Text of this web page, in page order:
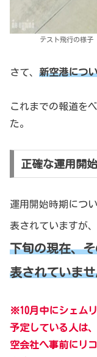
テスト飛行の様子
さて、 新空港につ
これまでの報道を
た。
正確な運用開
運用開始時期につ
表されていますが
下旬の現在、
表されていま
※10月中にシェム
予定している人は
空会社へ事前にリ